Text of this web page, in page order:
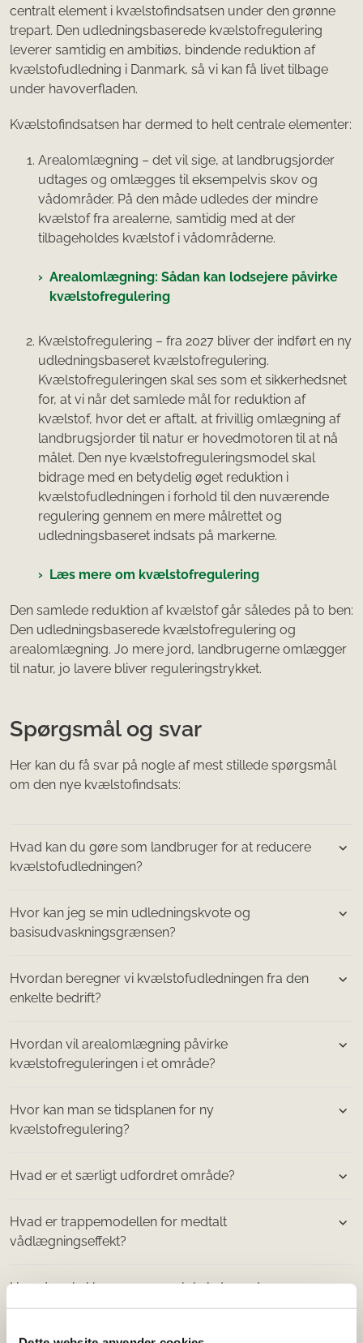
centralt element i kvælstofindsatsen under den grønne
trepart. Den udledningsbaserede kvælstofregulering
leverer samtidig en ambitiøs, bindende reduktion af
kvælstofudledning i Danmark, så vi kan få livet tilbage
under havoverfladen.
Kvælstofindsatsen har dermed to helt centrale elementer:
Arealomlægning – det vil sige, at landbrugsjorder
udtages og omlægges til eksempelvis skov og
vådområder. På den måde udledes der mindre
kvælstof fra arealerne, samtidig med at der
tilbageholdes kvælstof i vådområderne.
Arealomlægning: Sådan kan lodsejere påvirke
kvælstofregulering
Kvælstofregulering – fra 2027 bliver der indført en ny
udledningsbaseret kvælstofregulering.
Kvælstofreguleringen skal ses som et sikkerhedsnet
for, at vi når det samlede mål for reduktion af
kvælstof, hvor det er aftalt, at frivillig omlægning af
landbrugsjorder til natur er hovedmotoren til at nå
målet. Den nye kvælstofreguleringsmodel skal
bidrage med en betydelig øget reduktion i
kvælstofudledningen i forhold til den nuværende
regulering gennem en mere målrettet og
udledningsbaseret indsats på markerne.
Læs mere om kvælstofregulering
Den samlede reduktion af kvælstof går således på to ben:
Den udledningsbaserede kvælstofregulering og
arealomlægning. Jo mere jord, landbrugerne omlægger
til natur, jo lavere bliver reguleringstrykket.
Spørgsmål og svar
Her kan du få svar på nogle af mest stillede spørgsmål
om den nye kvælstofindsats:
Hvad kan du gøre som landbruger for at reducere
kvælstofudledningen?
Hvor kan jeg se min udledningskvote og
basisudvaskningsgrænsen?
Hvordan beregner vi kvælstofudledningen fra den
enkelte bedrift?
Hvordan vil arealomlægning påvirke
kvælstofreguleringen i et område?
Hvor kan man se tidsplanen for ny
kvælstofregulering?
Hvad er et særligt udfordret område?
Hvad er trappemodellen for medtalt
vådlægningseffekt?
Hvordan skal kommuner og lokale treparter
forholde sig til arealer, hvor landbrugeren ønsker